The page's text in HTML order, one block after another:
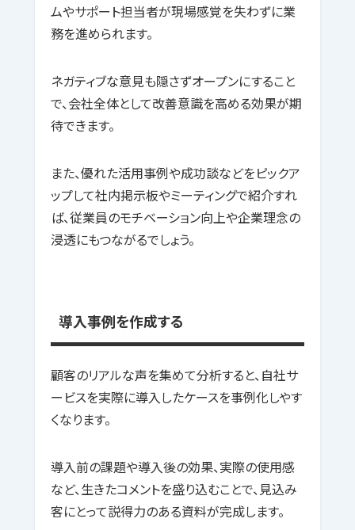
ムやサポート担当者が現場感覚を失わずに業
務を進められます。
ネガティブな意見も隠さずオープンにすること
で、会社全体として改善意識を高める効果が期
待できます。
また、優れた活用事例や成功談などをピックア
ップして社内掲示板やミーティングで紹介すれ
ば、従業員のモチベーション向上や企業理念の
浸透にもつながるでしょう。
導入事例を作成する
顧客のリアルな声を集めて分析すると、自社サ
ービスを実際に導入したケースを事例化しやす
くなります。
導入前の課題や導入後の効果、実際の使用感
など、生きたコメントを盛り込むことで、見込み
客にとって説得力のある資料が完成します。